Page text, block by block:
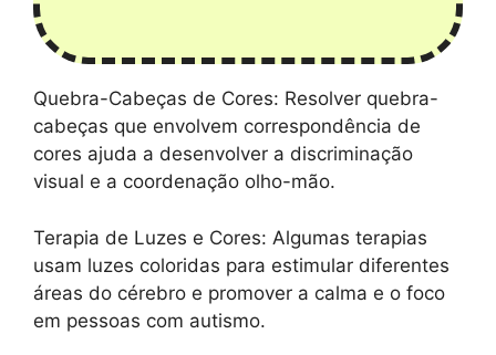
Quebra-Cabeças de Cores: Resolver quebra-
cabeças que envolvem correspondência de
cores ajuda a desenvolver a discriminação
visual e a coordenação olho-mão.
Terapia de Luzes e Cores: Algumas terapias
usam luzes coloridas para estimular diferentes
áreas do cérebro e promover a calma e o foco
em pessoas com autismo.